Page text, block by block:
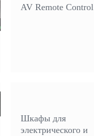
AV Remote Control
Шкафы для
электрического и